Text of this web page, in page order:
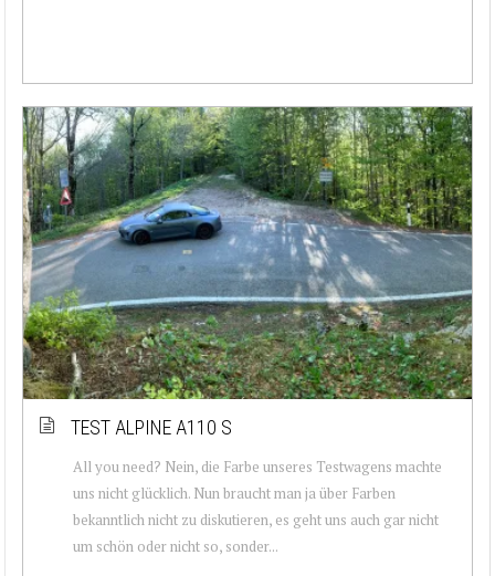
TEST ALPINE A110 S
All you need? Nein, die Farbe unseres Testwagens machte
uns nicht glücklich. Nun braucht man ja über Farben
bekanntlich nicht zu diskutieren, es geht uns auch gar nicht
um schön oder nicht so, sonder...